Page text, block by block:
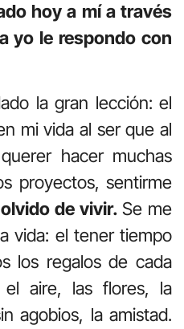
hoy a mí a través
yo le respondo con
la gran lección: el
mi vida al ser que al
hacer muchas
proyectos, sentirme
de vivir. Se me
vida: el tener tiempo
los regalos de cada
aire, las flores, la
agobios, la amistad.